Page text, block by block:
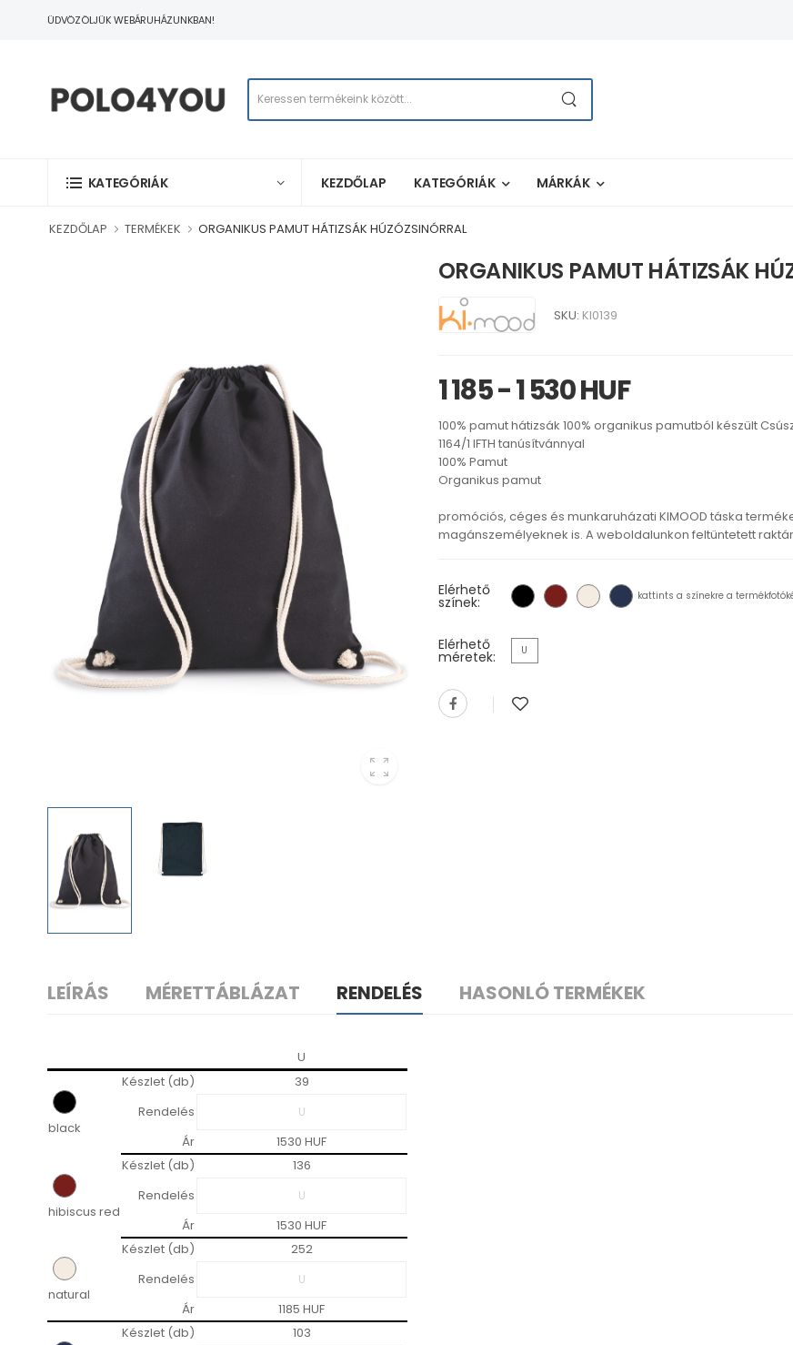
ÜDVÖZÖLJÜK WEBÁRUHÁZUNKBAN!
KATEGÓRIÁK KEZDŐLAP KATEGÓRIÁK MÁRKÁK
KEZDŐLAP TERMÉKEK ORGANIKUS PAMUT HÁTIZSÁK HÚZÓZSINÓRRAL
ORGANIKUS PAMUT HÁTIZSÁK
SKU: KI0139
1 185 - 1 530 HUF
100% pamut hátizsák 100% organikus pamutból készült
1164/1 IFTH tanúsítvánnyal
100% Pamut
Organikus pamut
promóciós, céges és munkaruházati KIMOOD táska
magánszemélyeknek is. A weboldalunkon feltüntetett
Elérhető
színek: kattints a színekre a
Elérhető
méretek: U
LEÍRÁS MÉRETTÁBLÁZAT RENDELÉS HASONLÓ TERMÉKEK
U
black
Készlet (db)
39
Rendelés
Ár
1530 HUF
hibiscus red
Készlet (db)
136
Rendelés
Ár
1530 HUF
natural
Készlet (db)
252
Rendelés
Ár
1185 HUF
Készlet (db)
103